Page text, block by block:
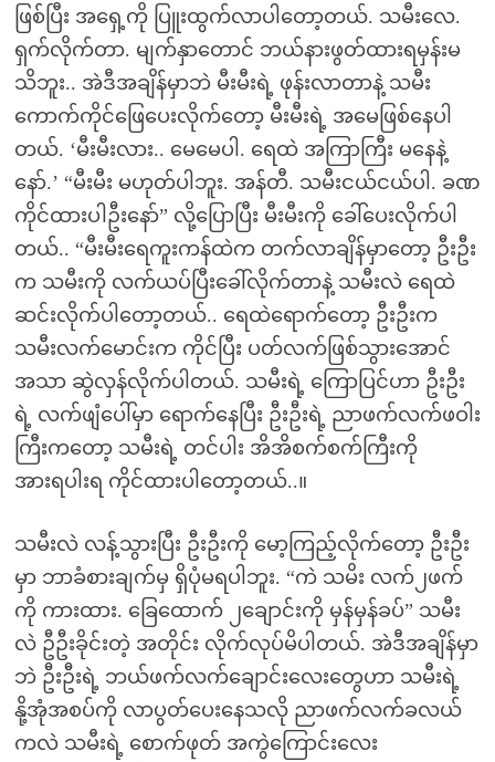
ဖြစ်ပြီး အရှေ့ကို ပြူးထွက်လာပါတော့တယ်. သမီးလေ.
ရှက်လိုက်တာ. မျက်နှာတောင် ဘယ်နားဖွတ်ထားရမှန်းမ
သိဘူး.. အဲဒီအချိန်မှာဘဲ မီးမီးရဲ့ ဖုန်းလာတာနဲ့ သမီး
ကောက်ကိုင်ဖြေပေးလိုက်တော့ မီးမီးရဲ့ အမေဖြစ်နေပါ
တယ်. ‘မီးမီးလား.. မေမေပါ. ရေထဲ အကြာကြီး မနေနဲ့
နော်.’ “မီးမီး မဟုတ်ပါဘူး. အန်တီ. သမီးငယ်ငယ်ပါ. ခဏ
ကိုင်ထားပါဦးနော်” လို့ပြောပြီး မီးမီးကို ခေါ်ပေးလိုက်ပါ
တယ်.. “မီးမီးရေကူးကန်ထဲက တက်လာချိန်မှာတော့ ဦးဦး
က သမီးကို လက်ယပ်ပြီးခေါ်လိုက်တာနဲ့ သမီးလဲ ရေထဲ
ဆင်းလိုက်ပါတော့တယ်.. ရေထဲရောက်တော့ ဦးဦးက
သမီးလက်မောင်းက ကိုင်ပြီး ပတ်လက်ဖြစ်သွားအောင်
အသာ ဆွဲလှန်လိုက်ပါတယ်. သမီးရဲ့ ကြောပြင်ဟာ ဦးဦး
ရဲ့ လက်ဖျံပေါ်မှာ ရောက်နေပြီး ဦးဦးရဲ့ ညာဖက်လက်ဖဝါး
ကြီးကတော့ သမီးရဲ့ တင်ပါး အိအိစက်စက်ကြီးကို
အားရပါးရ ကိုင်ထားပါတော့တယ်..။
သမီးလဲ လန့်သွားပြီး ဦးဦးကို မော့ကြည့်လိုက်တော့ ဦးဦး
မှာ ဘာခံစားချက်မှ ရှိပုံမရပါဘူး. “ကဲ သမိး လက်၂ဖက်
ကို ကားထား. ခြေထောက် ၂ချောင်းကို မှန်မှန်ခပ်” သမီး
လဲ ဦဦးခိုင်းတဲ့ အတိုင်း လိုက်လုပ်မိပါတယ်. အဲဒီအချိန်မှာ
ဘဲ ဦးဦးရဲ့ ဘယ်ဖက်လက်ချောင်းလေးတွေဟာ သမီးရဲ့
နို့အုံအစပ်ကို လာပွတ်ပေးနေသလို ညာဖက်လက်ခလယ်
ကလဲ သမီးရဲ့ စောက်ဖုတ် အကွဲကြောင်းလေး